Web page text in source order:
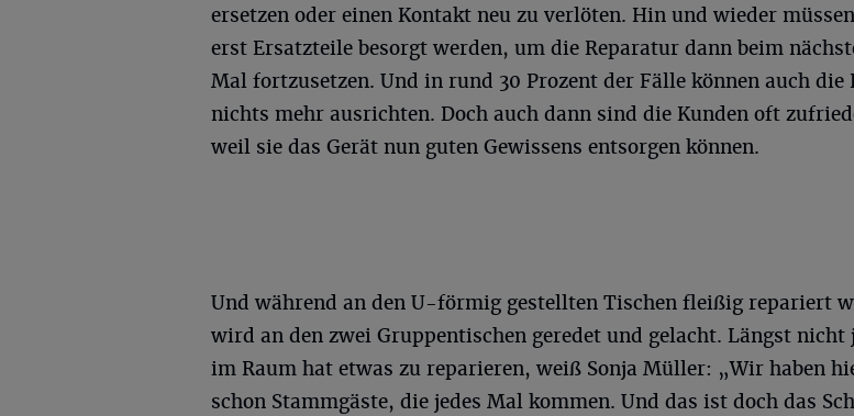
ersetzen oder einen Kontakt neu zu verlöten. Hin und wieder
erst Ersatzteile besorgt werden, um die Reparatur dann beim
Mal fortzusetzen. Und in rund 30 Prozent der Fälle können auch die
nichts mehr ausrichten. Doch auch dann sind die Kunden oft
weil sie das Gerät nun guten Gewissens entsorgen können.
Und während an den U-förmig gestellten Tischen fleißig repariert
wird an den zwei Gruppentischen geredet und gelacht. Längst nicht
im Raum hat etwas zu reparieren, weiß Sonja Müller: „Wir haben
schon Stammgäste, die jedes Mal kommen. Und das ist doch das